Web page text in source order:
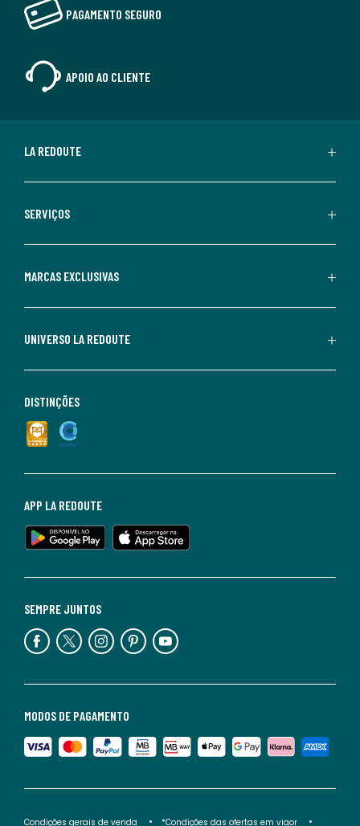
PAGAMENTO SEGURO
APOIO AO CLIENTE
LA REDOUTE
SERVIÇOS
MARCAS EXCLUSIVAS
UNIVERSO LA REDOUTE
MODOS DE PAGAMENTO
SEMPRE JUNTOS
APP LA REDOUTE
DISTINÇÕES
Condições gerais de venda *Condições das ofertas em vigor